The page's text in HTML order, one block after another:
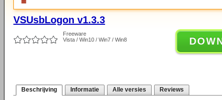
VSUsbLogon v1.3.3
Freeware
Vista / Win10 / Win7 / Win8
Beschrijving Informatie Alle versies Reviews